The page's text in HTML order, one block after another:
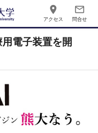
place
アクセス
mail_outline
問合せ
電子装置を開